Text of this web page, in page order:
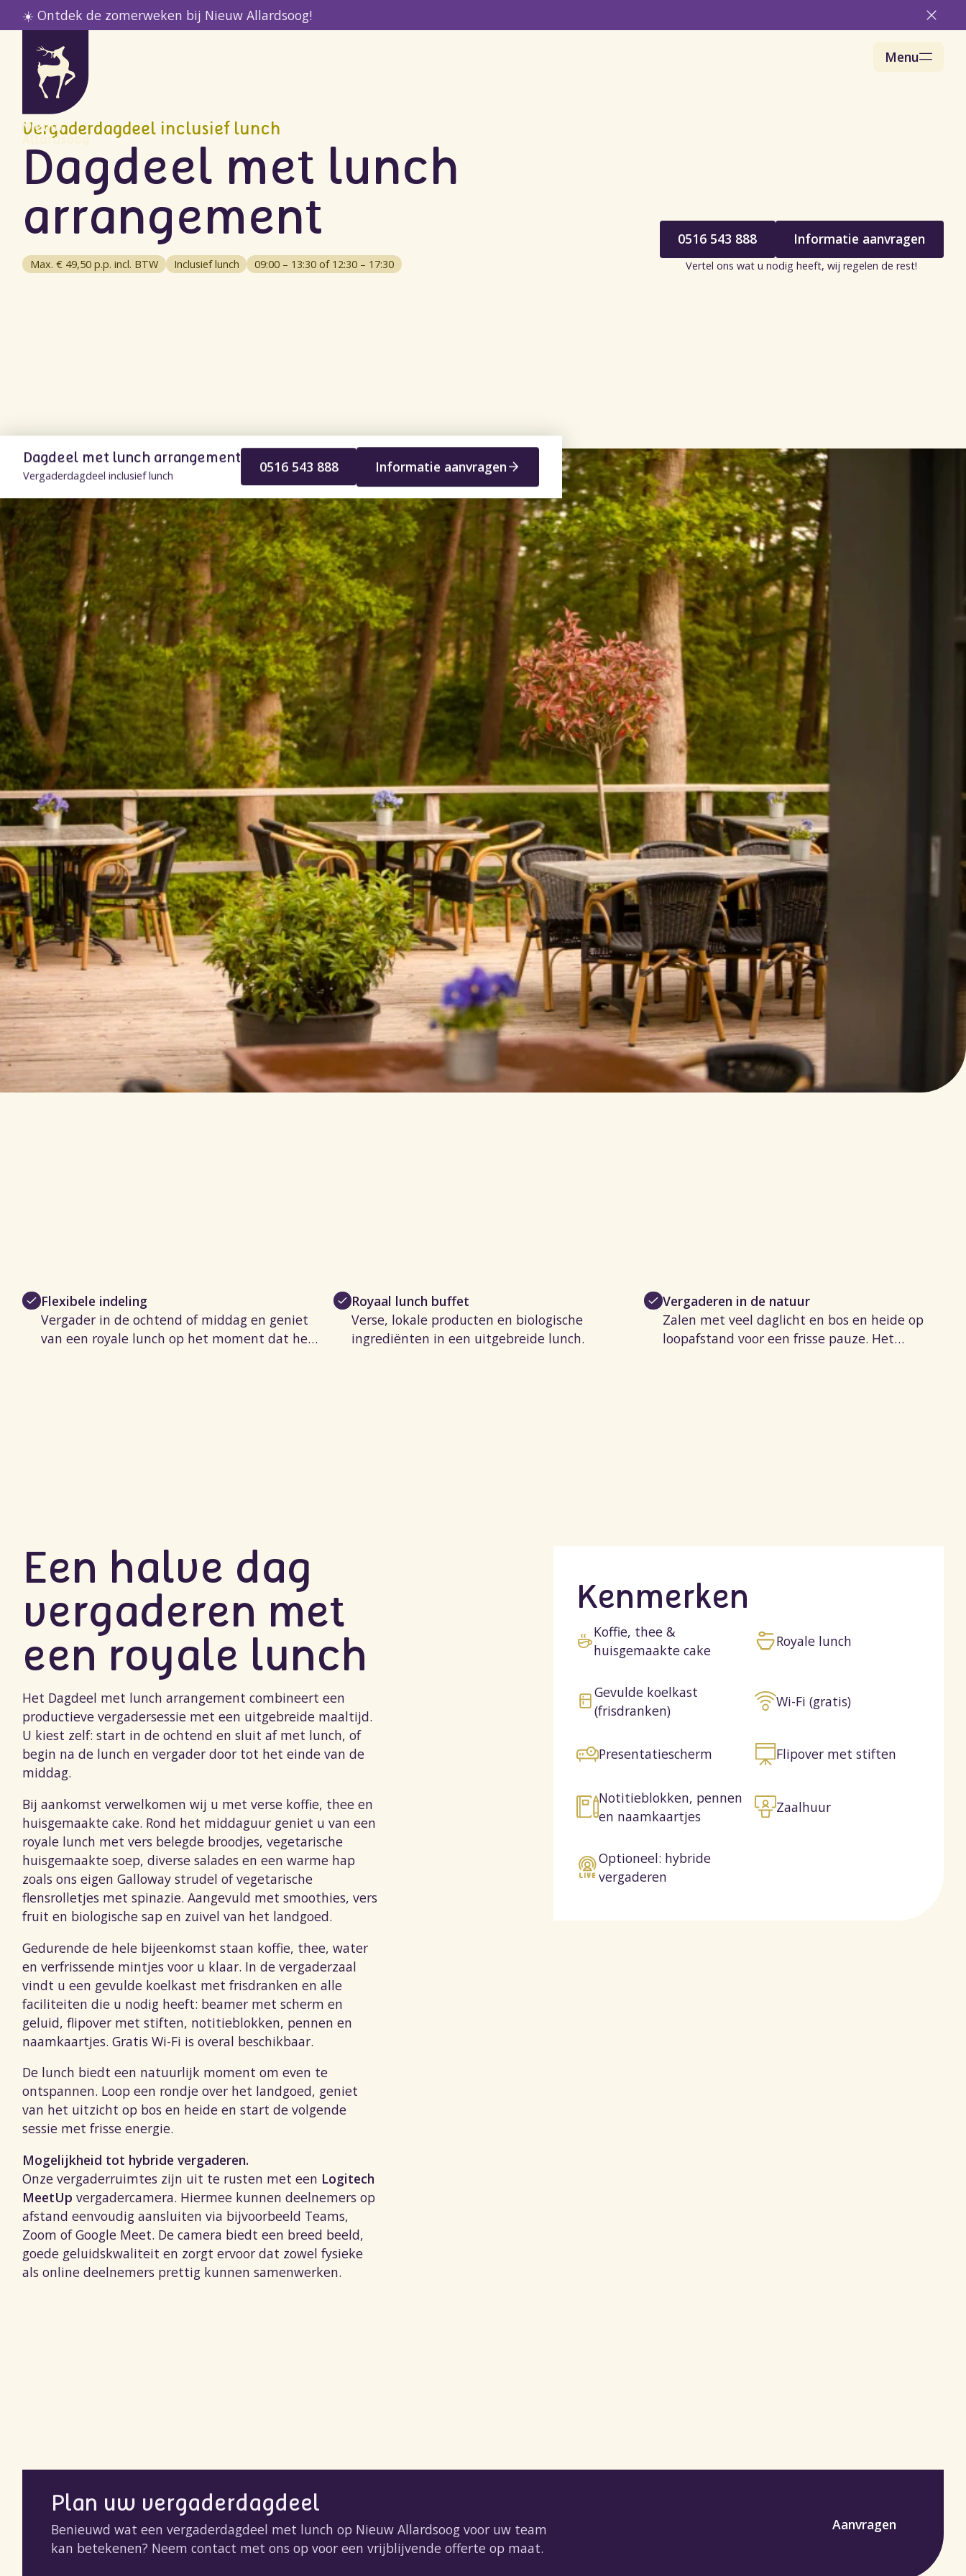
☀️ Ontdek de zomerweken bij Nieuw Allardsoog!
Menu
Home Bijeenkomsten Arrangementen
Vergaderdagdeel inclusief lunch
Dagdeel met lunch
arrangement
Max. € 49,50 p.p. incl. BTW Inclusief lunch 09:00 – 13:30 of 12:30 – 17:30
0516 543 888 Informatie aanvragen
Vertel ons wat u nodig heeft, wij regelen de rest!
Dagdeel met lunch arrangement
Vergaderdagdeel inclusief lunch
0516 543 888 Informatie aanvragen
Flexibele indeling
Vergader in de ochtend of middag en geniet
van een royale lunch op het moment dat het
Royaal lunch buffet
Verse, lokale producten en biologische
ingrediënten in een uitgebreide lunch.
Vergaderen in de natuur
Zalen met veel daglicht en bos en heide op
loopafstand voor een frisse pauze. Het
Een halve dag
vergaderen met
een royale lunch
Het Dagdeel met lunch arrangement combineert een
productieve vergadersessie met een uitgebreide maaltijd.
U kiest zelf: start in de ochtend en sluit af met lunch, of
begin na de lunch en vergader door tot het einde van de
middag.
Bij aankomst verwelkomen wij u met verse koffie, thee en
huisgemaakte cake. Rond het middaguur geniet u van een
royale lunch met vers belegde broodjes, vegetarische
huisgemaakte soep, diverse salades en een warme hap
zoals ons eigen Galloway strudel of vegetarische
flensrolletjes met spinazie. Aangevuld met smoothies, vers
fruit en biologische sap en zuivel van het landgoed.
Gedurende de hele bijeenkomst staan koffie, thee, water
en verfrissende mintjes voor u klaar. In de vergaderzaal
vindt u een gevulde koelkast met frisdranken en alle
faciliteiten die u nodig heeft: beamer met scherm en
geluid, flipover met stiften, notitieblokken, pennen en
naamkaartjes. Gratis Wi-Fi is overal beschikbaar.
De lunch biedt een natuurlijk moment om even te
ontspannen. Loop een rondje over het landgoed, geniet
van het uitzicht op bos en heide en start de volgende
sessie met frisse energie.
Mogelijkheid tot hybride vergaderen.
Onze vergaderruimtes zijn uit te rusten met een Logitech
MeetUpvergadercamera. Hiermee kunnen deelnemers op
afstand eenvoudig aansluiten via bijvoorbeeld Teams,
Zoom of Google Meet. De camera biedt een breed beeld,
goede geluidskwaliteit en zorgt ervoor dat zowel fysieke
als online deelnemers prettig kunnen samenwerken.
Kenmerken
Koffie, thee &
huisgemaakte cake
Royale lunch
Gevulde koelkast
(frisdranken)
Wi-Fi (gratis)
Presentatiescherm Flipover met stiften
Notitieblokken, pennen
en naamkaartjes
Zaalhuur
Optioneel: hybride
vergaderen
Plan uw vergaderdagdeel
Benieuwd wat een vergaderdagdeel met lunch op Nieuw Allardsoog voor uw team
kan betekenen? Neem contact met ons op voor een vrijblijvende offerte op maat.
Aanvragen